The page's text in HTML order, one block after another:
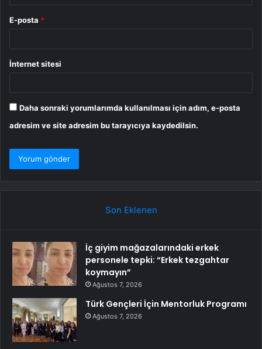
E-posta *
İnternet sitesi
Daha sonraki yorumlarımda kullanılması için adım, e-posta
adresim ve site adresim bu tarayıcıya kaydedilsin.
Son Eklenen
İç giyim mağazalarındaki erkek
personele tepki: “Erkek tezgahtar
koymayın”
Ağustos 7, 2026
Türk Gençleri İçin Mentorluk Programı
Ağustos 7, 2026